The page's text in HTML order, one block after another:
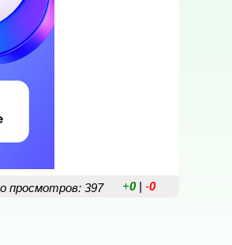
просмотров: 397 +0 -0